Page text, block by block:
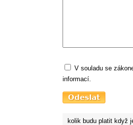
V souladu se
informací.
kolik budu platit když